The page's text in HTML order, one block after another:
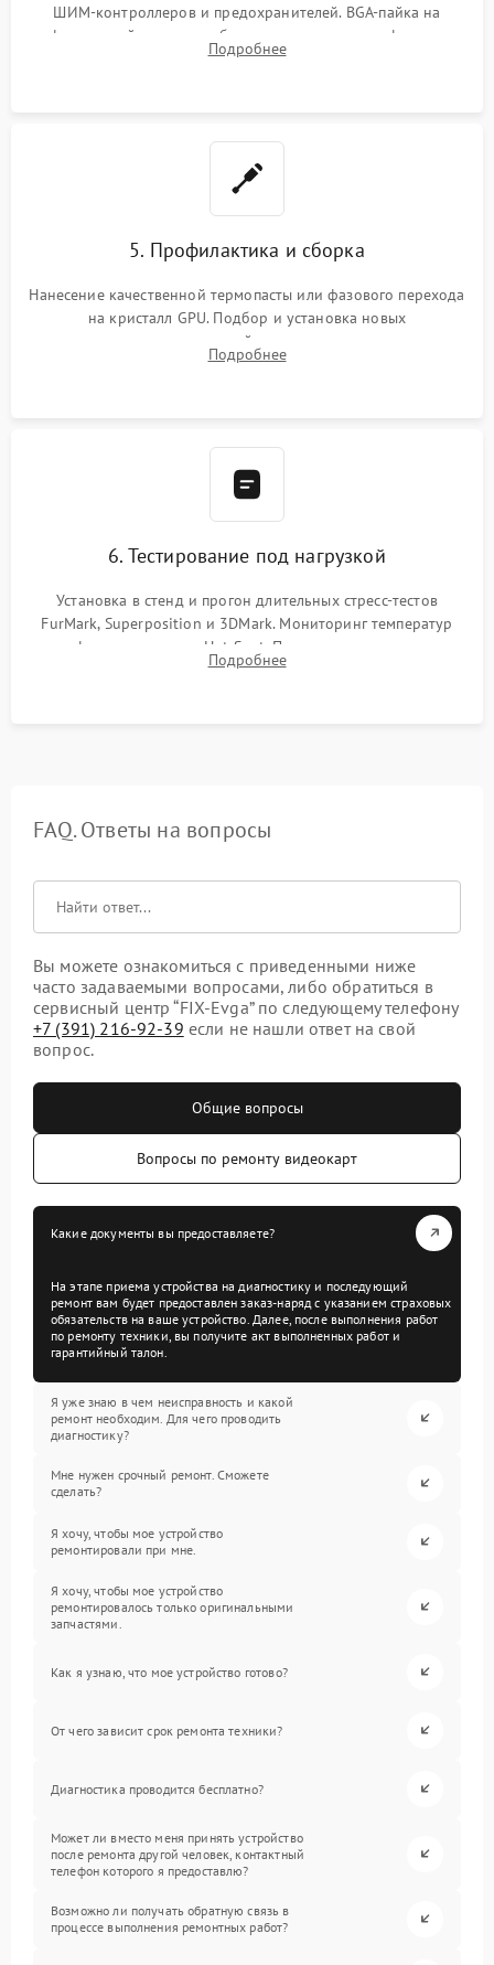
ШИМ-контроллеров и предохранителей. BGA-пайка на
инфракрасной станции реболлинг или замена графического
чипа и дефектной памяти GDDR. Прошивка BIOS
Подробнее
5. Профилактика и сборка
Нанесение качественной термопасты или фазового перехода
на кристалл GPU. Подбор и установка новых
термопрокладок правильной толщины на память и цепи
питания. Монтаж радиатора и бэкплейта, подключение и
Подробнее
6. Тестирование под нагрузкой
Установка в стенд и прогон длительных стресс-тестов
FurMark, Superposition и 3DMark. Мониторинг температур
графического чипа и Hot Spot. Проверка на отсутствие
артефактов изображения, вылетов драйвера и зависаний.
Подробнее
FAQ. Ответы на вопросы
Вы можете ознакомиться с приведенными ниже
часто задаваемыми вопросами, либо обратиться в
сервисный центр “FIX-Evga” по следующему телефону
+7 (391) 216-92-39 если не нашли ответ на свой
вопрос.
Общие вопросы
Вопросы по ремонту видеокарт
Какие документы вы предоставляете?
На этапе приема устройства на диагностику и последующий
ремонт вам будет предоставлен заказ-наряд с указанием страховых
обязательств на ваше устройство. Далее, после выполнения работ
по ремонту техники, вы получите акт выполненных работ и
гарантийный талон.
Я уже знаю в чем неисправность и какой
ремонт необходим. Для чего проводить
диагностику?
Мне нужен срочный ремонт. Сможете
сделать?
Я хочу, чтобы мое устройство
ремонтировали при мне.
Я хочу, чтобы мое устройство
ремонтировалось только оригинальными
запчастями.
Как я узнаю, что мое устройство готово?
От чего зависит срок ремонта техники?
Диагностика проводится бесплатно?
Может ли вместо меня принять устройство
после ремонта другой человек, контактный
телефон которого я предоставлю?
Возможно ли получать обратную связь в
процессе выполнения ремонтных работ?